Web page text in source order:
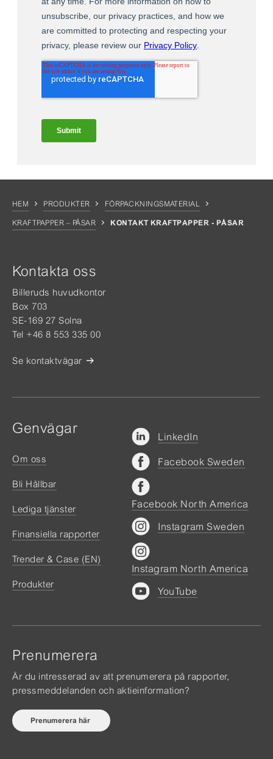
HEM PRODUKTER FÖRPACKNINGSMATERIAL
KRAFTPAPPER – PÅSAR KONTAKT KRAFTPAPPER - PÅSAR
Kontakta oss
Billeruds huvudkontor
Box 703
SE-169 27 Solna
Tel +46 8 553 335 00
Se kontaktvägar
Genvägar
Om oss
Bli Hållbar
Lediga tjänster
Finansiella rapporter
Trender & Case (EN)
Produkter
Prenumerera
Är du intresserad av att prenumerera på rapporter,
pressmeddelanden och aktieinformation?
Prenumerera här
LinkedIn
Facebook Sweden
Facebook North America
Instagram Sweden
Instagram North America
YouTube